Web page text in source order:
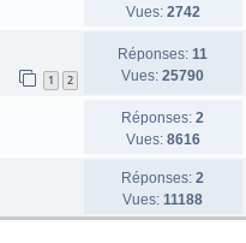
Vues: 2742
1 2
Réponses: 11
Vues: 25790
Réponses: 2
Vues: 8616
Réponses: 2
Vues: 11188